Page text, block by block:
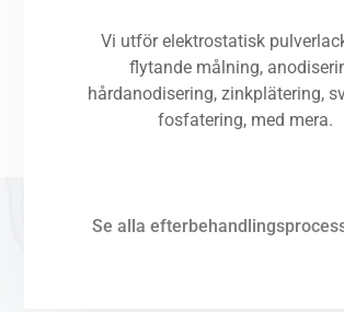
Vi utför elektrostatisk
flytande målning,
hårdanodisering, zinkplätering,
fosfatering, med mera.
Se alla